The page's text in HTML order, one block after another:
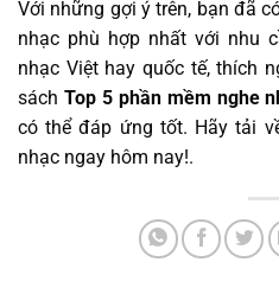
Với những gợi ý trên, bạn đã
nhạc phù hợp nhất với nhu
nhạc Việt hay quốc tế, thích
sách Top 5 phần mềm nghe
có thể đáp ứng tốt. Hãy tải
nhạc ngay hôm nay!.